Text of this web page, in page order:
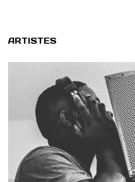
ARTISTES